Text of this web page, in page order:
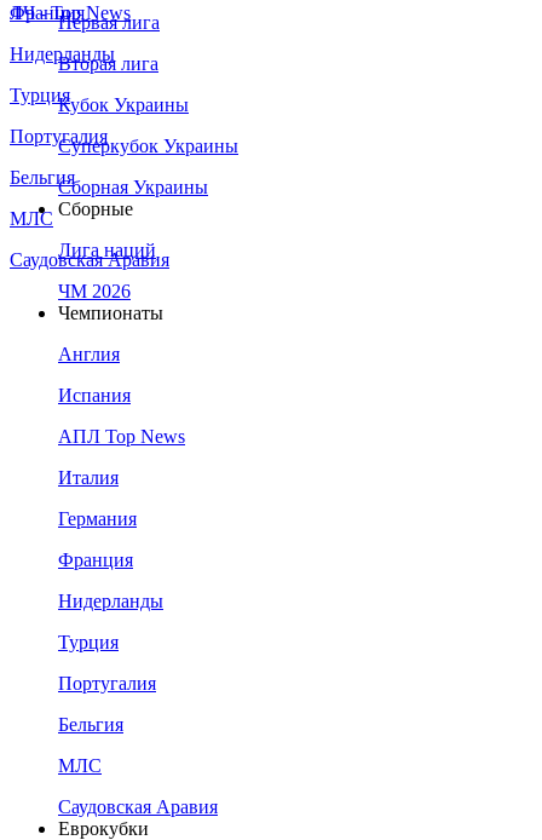
Франция
Нидерланды
Турция
Португалия
Бельгия
МЛС
Саудовская Аравия
ЛЧ - Top News
Первая лига
Вторая лига
Кубок Украины
Суперкубок Украины
Сборная Украины
Сборные
Лига наций
ЧМ 2026
Чемпионаты
Англия
Испания
АПЛ Top News
Италия
Германия
Франция
Нидерланды
Турция
Португалия
Бельгия
МЛС
Саудовская Аравия
Еврокубки